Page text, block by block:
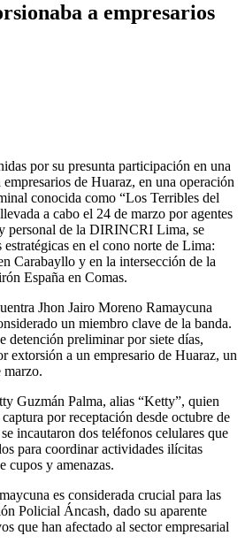
a empresarios
por su presunta participación en una
de Huaraz, en una operación
conocida como “Los Terribles del
a cabo el 24 de marzo por agentes
personal de la DIRINCRI Lima, se
en el cono norte de Lima:
Carabayllo y en la intersección de la
España en Comas.
Jhon Jairo Moreno Ramaycuna
un miembro clave de la banda.
detención preliminar por siete días,
extorsión a un empresario de Huaraz, un
marzo.
Guzmán Palma, alias “Ketty”, quien
por receptación desde octubre de
incautaron dos teléfonos celulares que
para coordinar actividades ilícitas
cupos y amenazas.
es considerada crucial para las
Policial Áncash, dado su aparente
que han afectado al sector empresarial